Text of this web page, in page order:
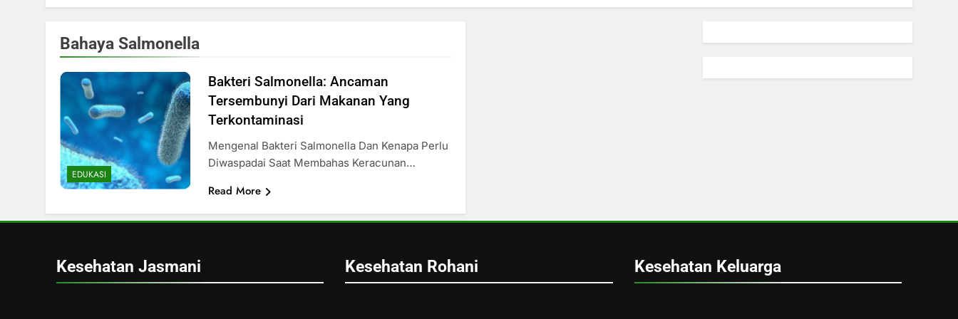
Bahaya Salmonella
EDUKASI
Bakteri Salmonella: Ancaman
Tersembunyi Dari Makanan Yang
Terkontaminasi
Mengenal Bakteri Salmonella Dan Kenapa Perlu
Diwaspadai Saat Membahas Keracunan…
Read More
Kesehatan Jasmani Kesehatan Rohani Kesehatan Keluarga